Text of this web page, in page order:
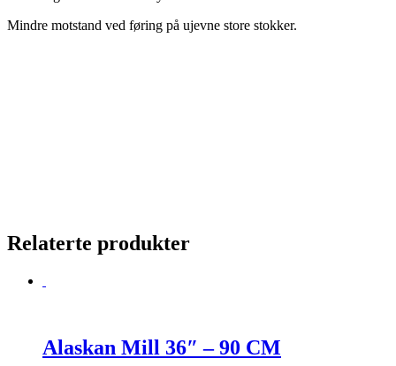
Mindre motstand ved føring på ujevne store stokker.
Relaterte produkter
Alaskan Mill 36″ – 90 CM